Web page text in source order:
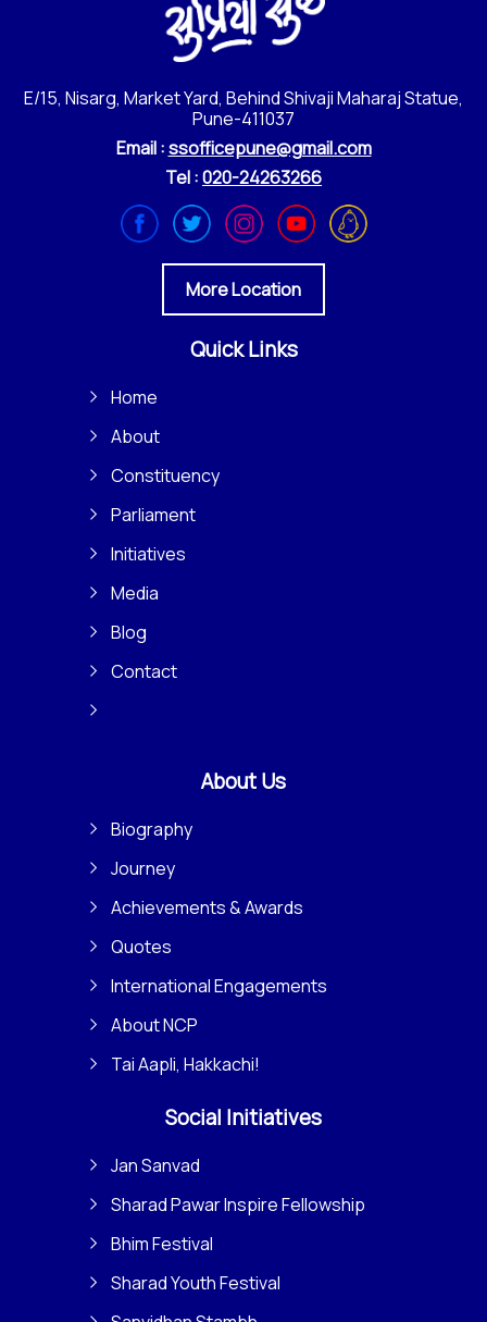
E/15, Nisarg, Market Yard, Behind Shivaji Maharaj Statue,
Pune-411037
Email :ssofficepune@gmail.com
Tel :020-24263266
More Location
Quick Links
Home
About
Constituency
Parliament
Initiatives
Media
Blog
Contact
About Us
Biography
Journey
Achievements & Awards
Quotes
International Engagements
About NCP
Tai Aapli, Hakkachi!
Social Initiatives
Jan Sanvad
Sharad Pawar Inspire Fellowship
Bhim Festival
Sharad Youth Festival